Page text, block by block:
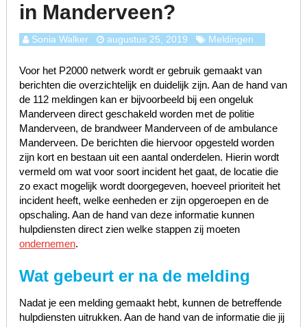
in Manderveen?
Sonia Walker augustus 25, 2019 Meldingen
Voor het P2000 netwerk wordt er gebruik gemaakt van
berichten die overzichtelijk en duidelijk zijn. Aan de hand van
de 112 meldingen kan er bijvoorbeeld bij een ongeluk
Manderveen direct geschakeld worden met de politie
Manderveen, de brandweer Manderveen of de ambulance
Manderveen. De berichten die hiervoor opgesteld worden
zijn kort en bestaan uit een aantal onderdelen. Hierin wordt
vermeld om wat voor soort incident het gaat, de locatie die
zo exact mogelijk wordt doorgegeven, hoeveel prioriteit het
incident heeft, welke eenheden er zijn opgeroepen en de
opschaling. Aan de hand van deze informatie kunnen
hulpdiensten direct zien welke stappen zij moeten
ondernemen.
Wat gebeurt er na de melding
Nadat je een melding gemaakt hebt, kunnen de betreffende
hulpdiensten uitrukken. Aan de hand van de informatie die jij